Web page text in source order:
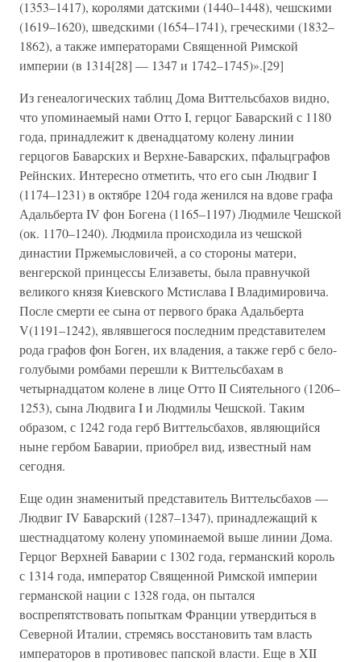
(1353–1417), королями датскими (1440–1448), чешскими
(1619–1620), шведскими (1654–1741), греческими (1832–
1862), а также императорами Священной Римской
империи (в 1314[28] — 1347 и 1742–1745)».[29]
Из генеалогических таблиц Дома Виттельсбахов видно,
что упоминаемый нами Отто I, герцог Баварский с 1180
года, принадлежит к двенадцатому колену линии
герцогов Баварских и Верхне-Баварских, пфальцграфов
Рейнских. Интересно отметить, что его сын Людвиг I
(1174–1231) в октябре 1204 года женился на вдове графа
Адальберта IV фон Богена (1165–1197) Людмиле Чешской
(ок. 1170–1240). Людмила происходила из чешской
династии Пржемысловичей, а со стороны матери,
венгерской принцессы Елизаветы, была правнучкой
великого князя Киевского Мстислава I Владимировича.
После смерти ее сына от первого брака Адальберта
V(1191–1242), являвшегося последним представителем
рода графов фон Боген, их владения, а также герб с бело-
голубыми ромбами перешли к Виттельсбахам в
четырнадцатом колене в лице Отто II Сиятельного (1206–
1253), сына Людвига I и Людмилы Чешской. Таким
образом, с 1242 года герб Виттельсбахов, являющийся
ныне гербом Баварии, приобрел вид, известный нам
сегодня.
Еще один знаменитый представитель Виттельсбахов —
Людвиг IV Баварский (1287–1347), принадлежащий к
шестнадцатому колену упоминаемой выше линии Дома.
Герцог Верхней Баварии с 1302 года, германский король
с 1314 года, император Священной Римской империи
германской нации с 1328 года, он пытался
воспрепятствовать попыткам Франции утвердиться в
Северной Италии, стремясь восстановить там власть
императоров в противовес папской власти. Еще в XII